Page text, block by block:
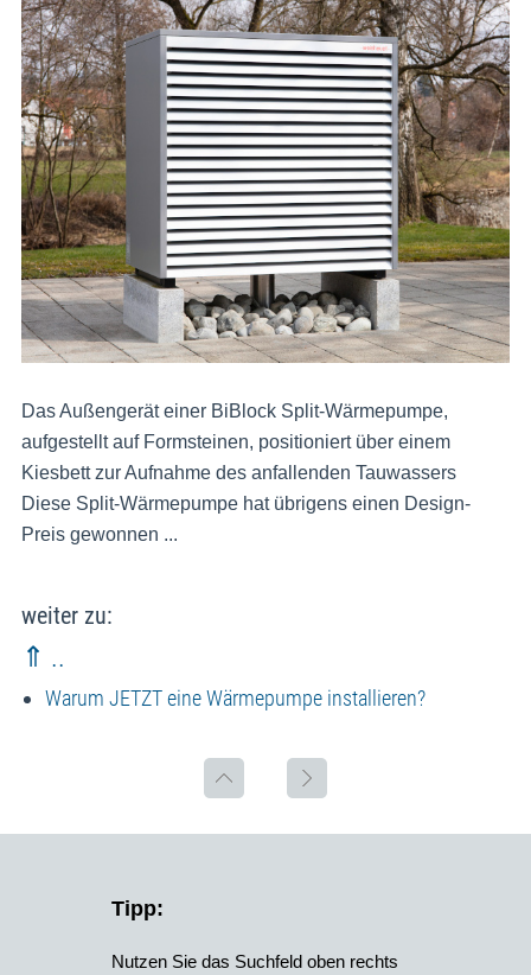
Das Außengerät einer BiBlock Split-Wärmepumpe,
aufgestellt auf Formsteinen, positioniert über einem
Kiesbett zur Aufnahme des anfallenden Tauwassers
Diese Split-Wärmepumpe hat übrigens einen Design-
Preis gewonnen ...
weiter zu:
⇑ ..
Warum JETZT eine Wärmepumpe installieren?
Tipp:
Nutzen Sie das Suchfeld oben rechts